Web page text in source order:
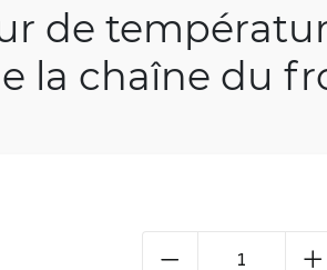
de
la chaîne du